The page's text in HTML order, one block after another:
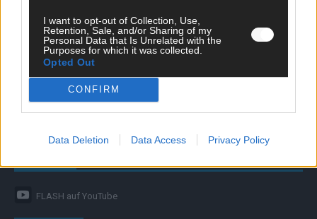
I want to opt-out of Collection, Use,
Retention, Sale, and/or Sharing of my
Personal Data that Is Unrelated with the
Purposes for which it was collected.
Opted Out
CONFIRM
Data Deletion Data Access Privacy Policy
ÜBER UNS
Unternehmensporträt
Ehtikrichtlinie & Faktencheck
FLASH auf YouTube